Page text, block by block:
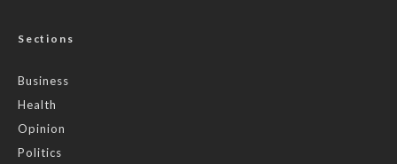
Sections
Business
Health
Opinion
Politics